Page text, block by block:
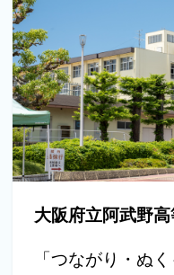
大阪府立阿武野
「つながり・ぬ